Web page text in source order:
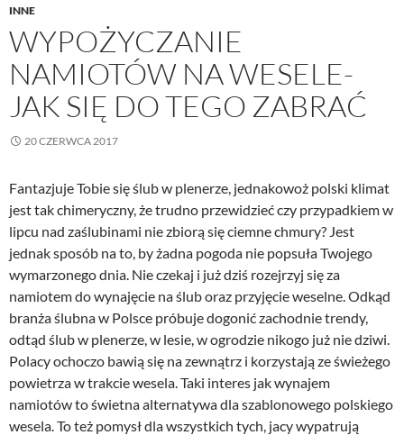
INNE
WYPOŻYCZANIE
NAMIOTÓW NA WESELE-
JAK SIĘ DO TEGO ZABRAĆ
20 CZERWCA 2017
Fantazjuje Tobie się ślub w plenerze, jednakowoż polski klimat
jest tak chimeryczny, że trudno przewidzieć czy przypadkiem w
lipcu nad zaślubinami nie zbiorą się ciemne chmury? Jest
jednak sposób na to, by żadna pogoda nie popsuła Twojego
wymarzonego dnia. Nie czekaj i już dziś rozejrzyj się za
namiotem do wynajęcie na ślub oraz przyjęcie weselne. Odkąd
branża ślubna w Polsce próbuje dogonić zachodnie trendy,
odtąd ślub w plenerze, w lesie, w ogrodzie nikogo już nie dziwi.
Polacy ochoczo bawią się na zewnątrz i korzystają ze świeżego
powietrza w trakcie wesela. Taki interes jak wynajem
namiotów to świetna alternatywa dla szablonowego polskiego
wesela. To też pomysł dla wszystkich tych, jacy wypatrują